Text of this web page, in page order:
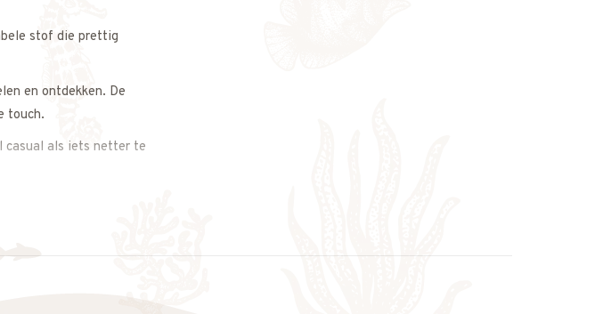
stof die prettig
en ontdekken. De
touch.
casual als iets netter te